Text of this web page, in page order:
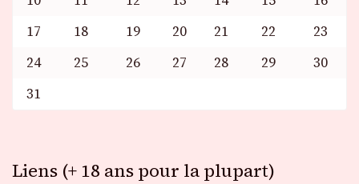
17
18 19 20 21 22
23
24
25 26 27 28 29
30
31
Liens (+ 18 ans pour la plupart)